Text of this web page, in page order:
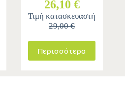
26,10 €
Τιμή κατασκευαστή
29,00 €
Περισσότερα